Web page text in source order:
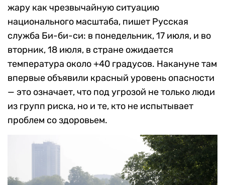
жару как чрезвычайную ситуацию
национального масштаба, пишет Русская
служба Би-би-си: в понедельник, 17 июля, и во
вторник, 18 июля, в стране ожидается
температура около +40 градусов. Накануне там
впервые объявили красный уровень опасности
— это означает, что под угрозой не только люди
из групп риска, но и те, кто не испытывает
проблем со здоровьем.